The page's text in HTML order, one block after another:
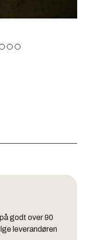
godt over 90
leverandøren